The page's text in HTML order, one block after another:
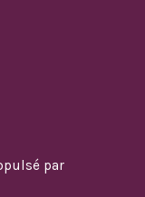
par